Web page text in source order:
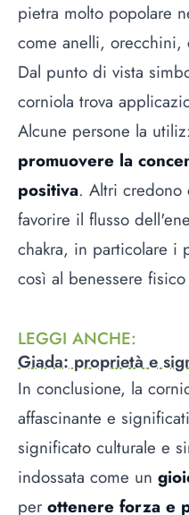
pietra molto popolare
come anelli,
Dal punto di vista
corniola trova
Alcune persone la
promuovere la
positiva. Altri credono
favorire il flusso
chakra, in particolare i
così al benessere
LEGGI ANCHE:
Giada: proprietà e
In conclusione, la
affascinante e
significato culturale e
indossata come un
per ottenere forza e